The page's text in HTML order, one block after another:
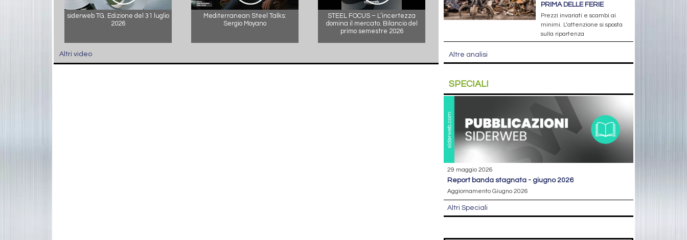
siderweb TG. Edizione del 31 luglio
2026
Mediterranean Steel Talks:
Sergio Moyano
STEEL FOCUS – L’incertezza
domina il mercato. Bilancio del
primo semestre 2026
Altri video
PRIMA DELLE FERIE
Prezzi invariati e scambi ai
minimi. L’attenzione si sposta
sulla ripartenza
Altre analisi
SPECIALI
29 maggio 2026
report banda stagnata - giugno 2026
Aggiornamento Giugno 2026
Altri Speciali